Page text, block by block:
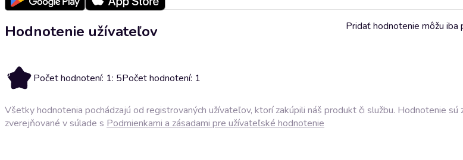
Hodnotenie užívateľov
5 Počet hodnotení: 1: 5Počet hodnotení: 1
Pridať hodnotenie môžu iba
Všetky hodnotenia pochádzajú od registrovaných užívateľov, ktorí zakúpili náš produkt či službu. Hodnotenie sú
zverejňované v súlade s Podmienkami a zásadami pre užívateľské hodnotenie